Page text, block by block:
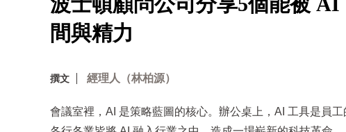
間與精力
撰文 經理人（林柏源）
會議室裡，AI 是策略藍圖的核心。辦公桌上，AI 工具是員